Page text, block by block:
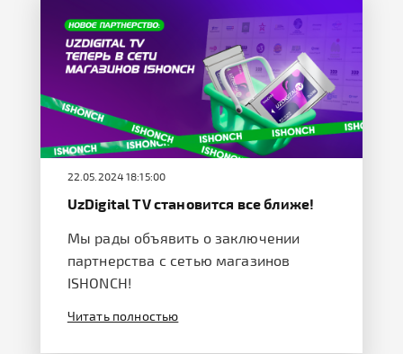
22.05.2024 18:15:00
UzDigital TV становится все ближе!
Мы рады объявить о заключении
партнерства с сетью магазинов
ISHONCH!
Читать полностью